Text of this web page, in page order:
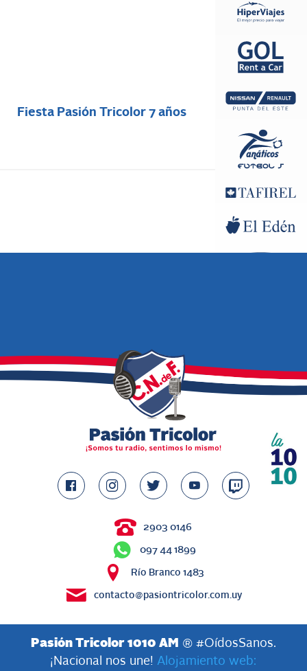
Fiesta Pasión Tricolor 7 años
2903 0146
097 44 1899
Río Branco 1483
contacto@pasiontricolor.com.uy
Pasión Tricolor 1010 AM
® #OídosSanos.
¡Nacional nos une! Alojamiento web: